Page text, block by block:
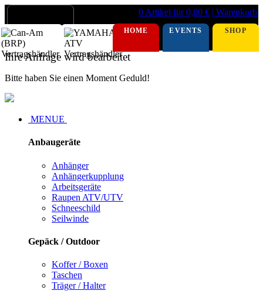
0 Artikel für 0,00 € | Warenkorb
HOME EVENTS SHOP
Ihre Anfrage wird bearbeitet
Bitte haben Sie einen Moment Geduld!
MENUE
Anbaugeräte
Anhänger
Anhängerkupplung
Arbeitsgeräte
Raupen ATV/UTV
Schneeschild
Seilwinde
Gepäck / Outdoor
Koffer / Boxen
Taschen
Träger / Halter